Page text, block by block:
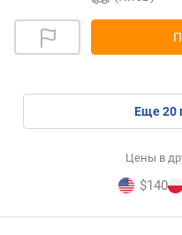
eще20
Цены в
$140